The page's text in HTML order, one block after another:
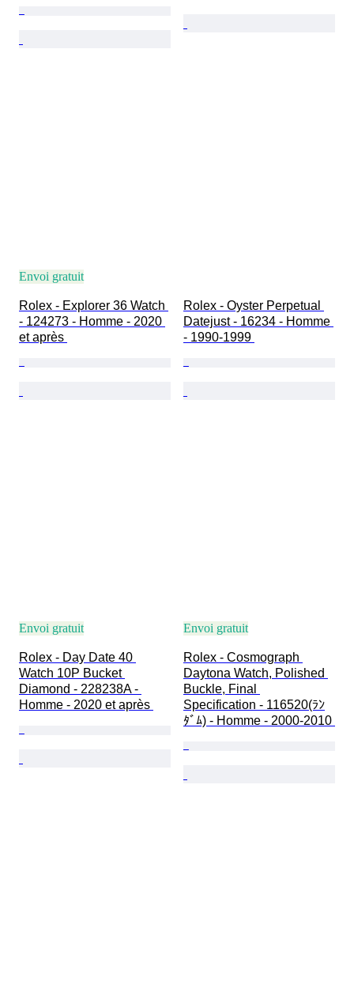
Envoi gratuit
Rolex - Explorer 36 Watch
- 124273 - Homme - 2020
et après
Rolex - Oyster Perpetual
Datejust - 16234 - Homme
- 1990-1999
Envoi gratuit
Rolex - Day Date 40
Watch 10P Bucket
Diamond - 228238A -
Homme - 2020 et après
Envoi gratuit
Rolex - Cosmograph
Daytona Watch, Polished
Buckle, Final
Specification - 116520(ﾗﾝ
ﾀﾞﾑ) - Homme - 2000-2010